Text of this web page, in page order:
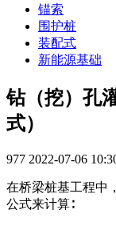
锚索
围护桩
装配式
新能源基础
钻（挖）孔
式）
977 2022-07-06
在桥梁桩基工程中
公式来计算∶